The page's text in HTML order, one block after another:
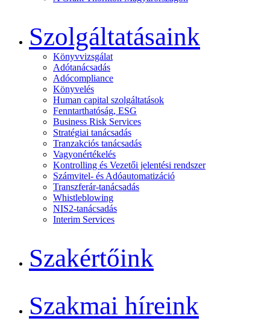
Szolgáltatásaink
Könyvvizsgálat
Adótanácsadás
Adócompliance
Könyvelés
Human capital szolgáltatások
Fenntarthatóság, ESG
Business Risk Services
Stratégiai tanácsadás
Tranzakciós tanácsadás
Vagyonértékelés
Kontrolling és Vezetői jelentési rendszer
Számvitel- és Adóautomatizáció
Transzferár-tanácsadás
Whistleblowing
NIS2-tanácsadás
Interim Services
Szakértőink
Szakmai híreink